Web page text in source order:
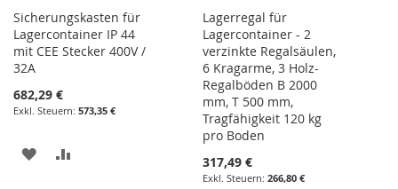
Sicherungskasten für
Lagercontainer IP 44
mit CEE Stecker 400V /
32A
682,29 €
573,35 €
ZUR
Lagerregal für
Lagercontainer - 2
verzinkte Regalsäulen,
6 Kragarme, 3 Holz-
Regalböden B 2000
mm, T 500 mm,
Tragfähigkeit 120 kg
pro Boden
317,49 €
266,80 €